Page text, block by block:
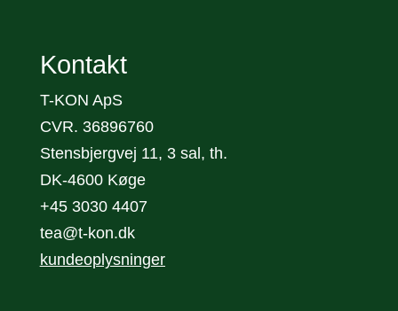
Kontakt
T-KON ApS
CVR. 36896760
Stensbjergvej 11, 3 sal, th.
DK-4600 Køge
+45 3030 4407
tea@t-kon.dk
kundeoplysninger